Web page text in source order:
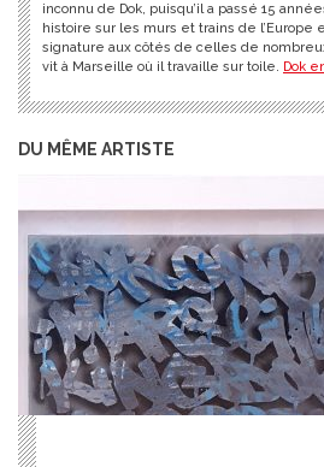
inconnu de Dok, puisqu’il a passé 15
histoire sur les murs et trains de l’Europe
signature aux côtés de celles de
vit à Marseille où il travaille sur toile. Dok
DU MÊME ARTISTE